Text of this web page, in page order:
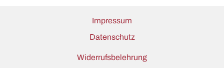
Impressum
Datenschutz
Widerrufsbelehrung